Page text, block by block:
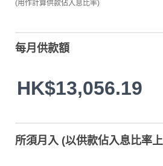
(用作計算供款佔入息比率)
每月供款額
HK$13,056.19
所須月入 (以供款佔入息比率